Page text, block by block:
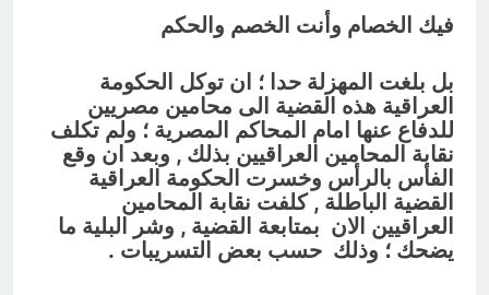
فيك الخصام وأنت الخصم والحكم
بل بلغت المهزلة حدا ؛ ان توكل الحكومة
العراقية هذه القضية الى محامين مصريين
للدفاع عنها امام المحاكم المصرية ؛ ولم تكلف
نقابة المحامين العراقيين بذلك , وبعد ان وقع
الفأس بالرأس وخسرت الحكومة العراقية
القضية الباطلة , كلفت نقابة المحامين
العراقيين الان بمتابعة القضية , وشر البلية ما
يضحك ؛ وذلك حسب بعض التسريبات .